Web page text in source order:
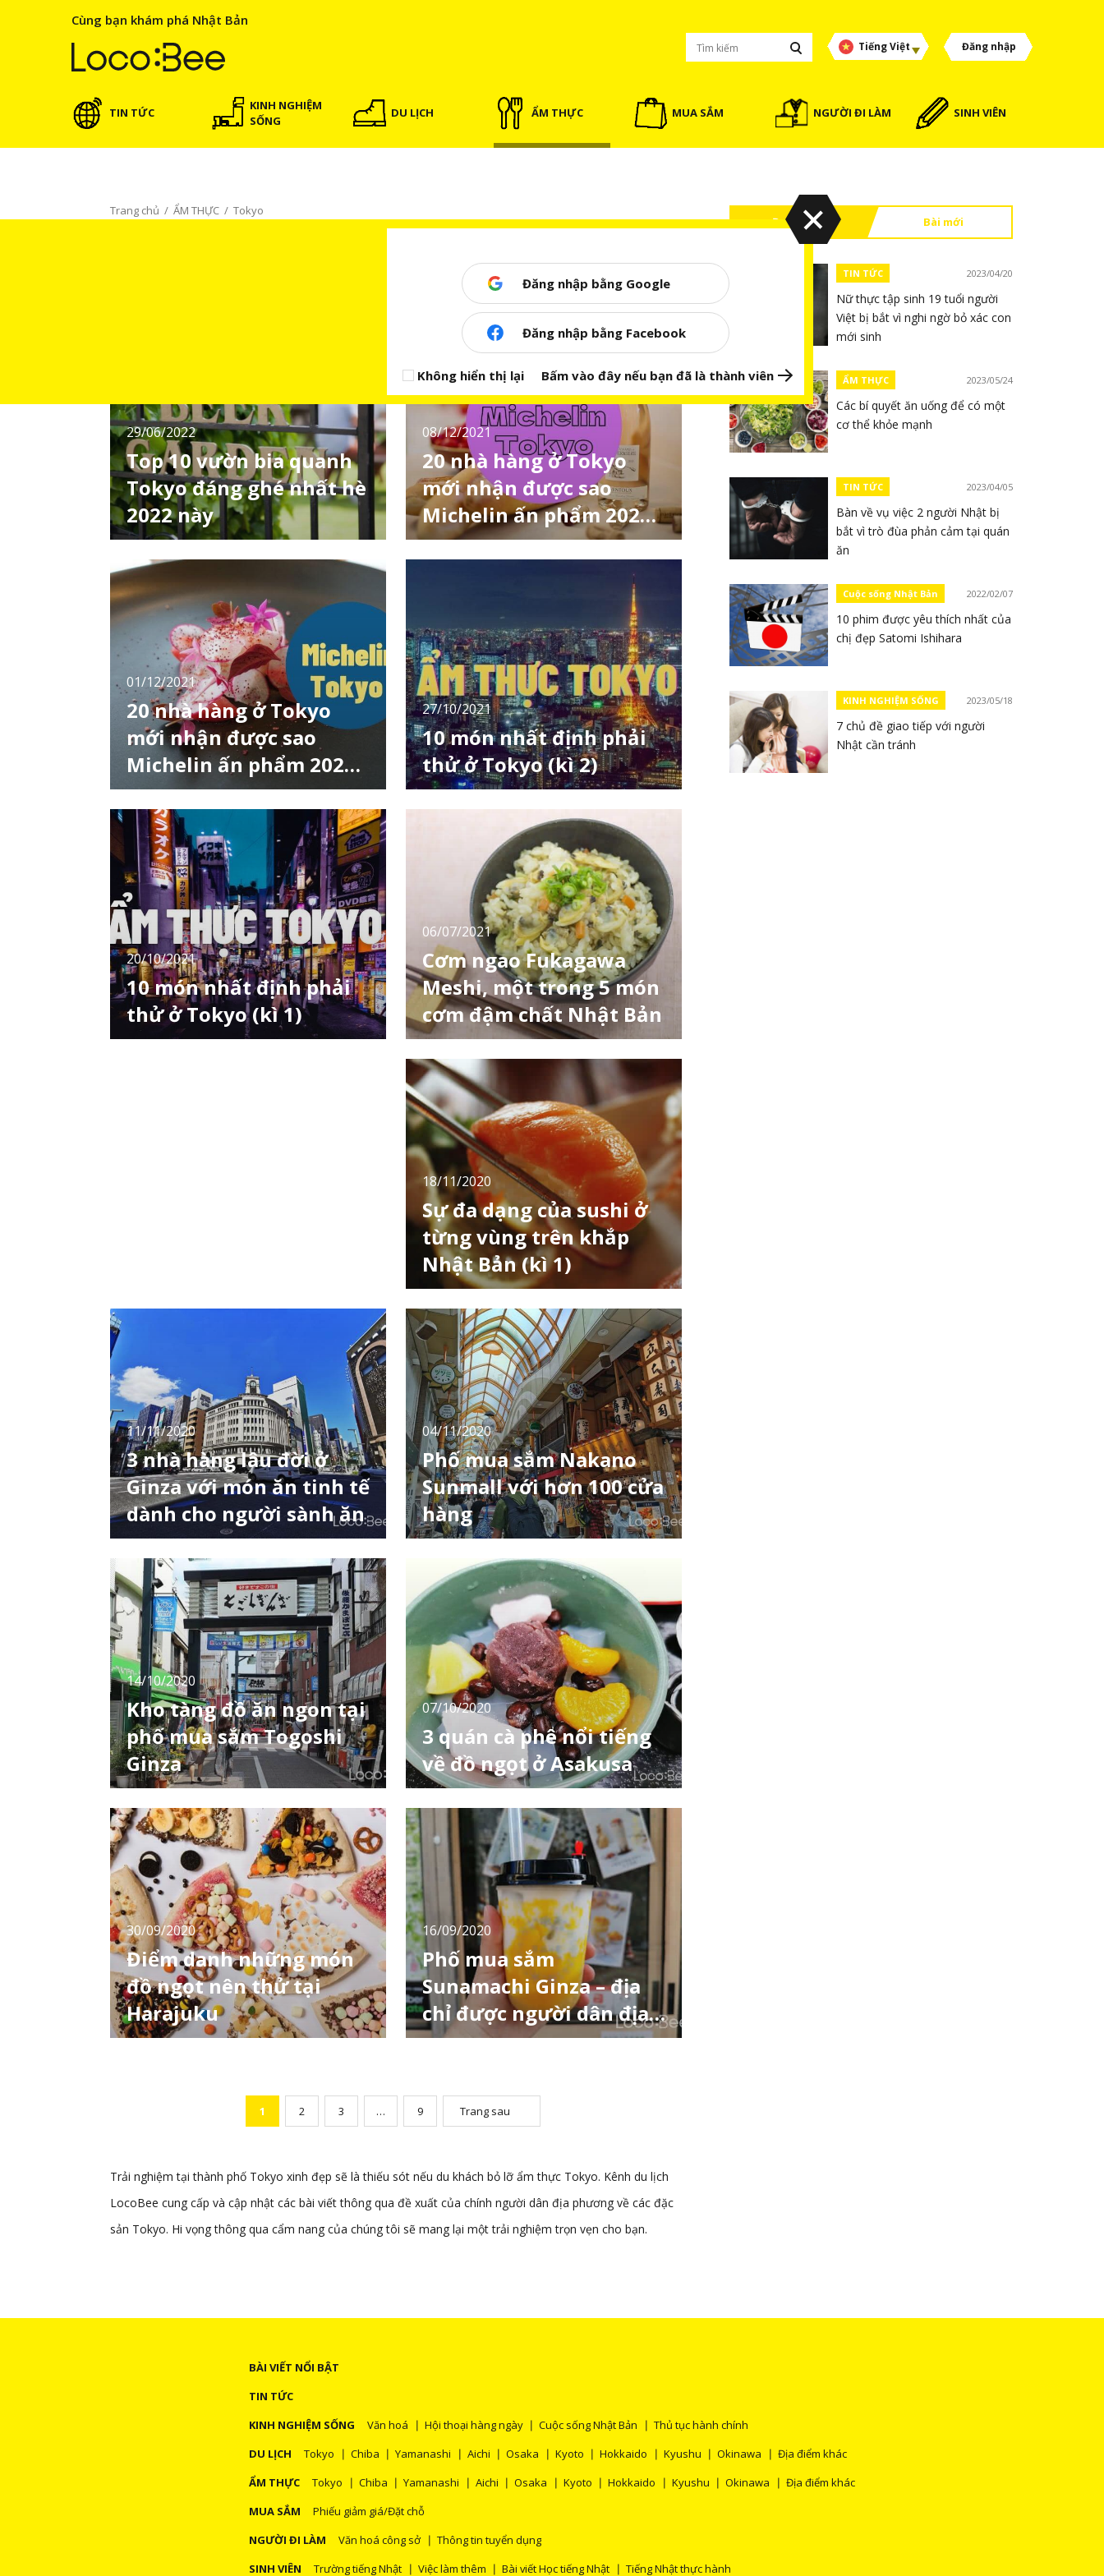
Cùng bạn khám phá Nhật Bản
Tiếng Việt Đăng nhập
TIN TỨC
KINH NGHIỆM
SỐNG
DU LỊCH ẨM THỰC MUA SẮM NGƯỜI ĐI LÀM SINH VIÊN
Trang chủ / ẨM THỰC / Tokyo
29/06/2022
Top 10 vườn bia quanh
Tokyo đáng ghé nhất hè
2022 này
Trải nghiệm tại vườn bia - Beer Garden là
mùa hè. Chắc chắn bạn sẽ cảm thấy vô cùng
ấn tượng trước văn hoá này của người Nhật
bởi không chỉ bia ngon, đồ ăn ngon mà còn
là bầu không khí đậm chất mùa hè. Cùng
theo chân LocoBee ghé thăm 1o vườn bia
"đỉnh" nhấ
08/12/2021
20 nhà hàng ở Tokyo
mới nhận được sao
Michelin ấn phẩm 2022
(kì cuối)
Michelin Guide Tokyo tổ chức lễ kỷ niệm 15
“Michelin Guide Tokyo 2022” trên kênh chính
thức. Trong phiên bản năm 2022 này, 20 nhà
hàng mới nhận được sao Michelin, và đây
cũng là thông tin mà LocoBee sẽ giới thiệu
ngay sau đây. Kì cuối này là 10 nhà hàng đầu
ti
01/12/2021
20 nhà hàng ở Tokyo
mới nhận được sao
Michelin ấn phẩm 2022
(kì 1)
Michelin Guide Tokyo tổ chức lễ kỷ niệm 15
"Michelin Guide Tokyo 2022" trên kênh chính
thức. Trong phiên bản năm 2022 này, 20 nhà
hàng mới nhận được sao Michelin, và đây
cũng là thông tin mà LocoBee sẽ giới thiệu
ngay sau đây. Kì 1 này là 10 nhà hàng đầu
tiên!
27/10/2021
10 món nhất định phải
thử ở Tokyo (kì 2)
Tokyo, thủ đô của Nhật Bản, là một thành
thưởng thức tất cả các món ăn từ khắp nơi
trên thế giới. Có rất nhiều nhà hàng, từ những
nhà hàng lâu đời đã kinh doanh hàng trăm
năm kế thừa ẩm thực truyền thống cho đến
những nhà hàng mới mang đến phong cách
20/10/2021
10 món nhất định phải
thử ở Tokyo (kì 1)
Tokyo, thủ đô của Nhật Bản, là một thành
06/07/2021
Cơm ngao Fukagawa
Meshi, một trong 5 món
cơm đậm chất Nhật Bản
Ẩm thực Nhật Bản có một bề dày và bề rộng
đặc sắc và của các món ăn cũng được phát
huy cách tối đa. Dù vậy, để có thể thật sự
cảm nhận được nét riêng của ẩm thực Nhật,
thực khách nên thưởng thức các món ăn
đậm chất truyền thống của đất nước này,
trong đó có
18/11/2020
Sự đa dạng của sushi ở
từng vùng trên khắp
Nhật Bản (kì 1)
Nói đến ẩm thực Nhật Bản, bạn nghĩ đến
sẽ tưởng tượng ra món "sushi". Sushi hiện là
1 trong những món ăn phổ biến nhất của
Nhật Bản và được yêu thích trên thế giới.
Nhiều người Việt Nam có thể không dám ăn
cá sống nhưng Nhật Bản có công nghệ bảo
quản, qu
11/11/2020
3 nhà hàng lâu đời ở
Ginza với món ăn tinh tế
dành cho người sành ăn
Ginza là con phố nổi tiếng đối với hầu hết
đây có những nhà hàng sang trọng với nhiều
kiểu khác nhau. Nhắc đến Ginza người ta
thường hình dung rằng nhà hàng ở đây khó
vào và giá đắt. Nhưng bạn hãy yên tâm, nhà
hàng ở đây lúc nào cũng mở cửa để bạn có
thể t
04/11/2020
Phố mua sắm Nakano
Sunmall với hơn 100 cửa
hàng
Ga Nakano là 1 ga nằm trên tuyến JR Chuo đi
Nakano Sunmall khá sầm uất. Khu mua sắm
mái vòm này có tổng chiều dài 224m với hơn
110 cửa hàng về đồ ăn thức uống, hàng phục
vụ nhu cầu cuộc sống và thời trang xếp san
sát nhau. Nơi đây đáp ứng nhu cầu mua sắm
của m
14/10/2020
Kho tàng đồ ăn ngon tại
phố mua sắm Togoshi
Ginza
Phố mua sắm Togoshi Ginza ở quận
và là 1 trong những con phố dài nhất vùng
Kanto. Con phố mua sắm với nhiều cửa hàng
nổi tiếng được đông đảo người dân địa
phương cũng như du khách thường xuyên lui
tới. Lần này LocoBee sẽ giới thiệu ẩm thực
dành cho người s
07/10/2020
3 quán cà phê nổi tiếng
về đồ ngọt ở Asakusa
Asakusa nổi tiếng với các địa điểm du lịch
đây chắc chắn bạn sẽ phải đi bộ khá nhiều.
Bạn nghĩ sao nếu có thể dừng chân ở quán
cà phê nào đó và thưởng thức trà bánh? Ở
Asakusa có rất nhiều quán cà phê lâu đời nổi
tiếng và cả những quán cà phê bình dân nă
30/09/2020
Điểm danh những món
đồ ngọt nên thử tại
Harajuku
Những ai yêu thích văn hóa Nhật Bản chắc
những vị khách nước ngoài. Đến với
Harajuku, ngoài việc thăm thú hay mua sắm,
16/09/2020
Phố mua sắm
Sunamachi Ginza – địa
chỉ được người dân địa
phương yêu thích
Sunamachi Ginza Shotengai là con phố mua
Sunagin), đây là con phố mua sắm nổi tiếng
có khoảng 15.000 người ghé thăm mỗi ngày
1 2 3 … 9 Trang sau
Trải nghiệm tại thành phố Tokyo xinh đẹp sẽ là thiếu sót nếu du khách bỏ lỡ ẩm thực Tokyo. Kênh du lịch
LocoBee cung cấp và cập nhật các bài viết thông qua đề xuất của chính người dân địa phương về các đặc
sản Tokyo. Hi vọng thông qua cẩm nang của chúng tôi sẽ mang lại một trải nghiệm trọn vẹn cho bạn.
Đọc nhiều Bài mới
TIN TỨC 2023/04/20
Nữ thực tập sinh 19 tuổi người
Việt bị bắt vì nghi ngờ bỏ xác con
mới sinh
ẨM THỰC 2023/05/24
Các bí quyết ăn uống để có một
cơ thể khỏe mạnh
TIN TỨC 2023/04/05
Bàn về vụ việc 2 người Nhật bị
bắt vì trò đùa phản cảm tại quán
ăn
Cuộc sống Nhật Bản 2022/02/07
10 phim được yêu thích nhất của
chị đẹp Satomi Ishihara
KINH NGHIỆM SỐNG 2023/05/18
7 chủ đề giao tiếp với người
Nhật cần tránh
Đăng nhập bằng Google
Đăng nhập bằng Facebook
Không hiển thị lại Bấm vào đây nếu bạn đã là thành viên
BÀI VIẾT NỔI BẬT
TIN TỨC
KINH NGHIỆM SỐNG
Văn hoá Hội thoại hàng ngày Cuộc sống Nhật Bản
Thủ tục hành chính
DU LỊCH
Tokyo Chiba Yamanashi Aichi Osaka Kyoto Hokkaido Kyushu Okinawa
Địa điểm khác
ẨM THỰC
Tokyo Chiba Yamanashi Aichi Osaka Kyoto Hokkaido Kyushu Okinawa
Địa điểm khác
MUA SẮM
Phiếu giảm giá/Đặt chỗ
NGƯỜI ĐI LÀM
Văn hoá công sở
Thông tin tuyển dụng
SINH VIÊN
Trường tiếng Nhật Việc làm thêm Bài viết Học tiếng Nhật Tiếng Nhật thực hành